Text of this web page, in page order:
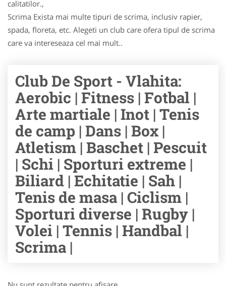
calitatilor.,
Scrima Exista mai multe tipuri de scrima, inclusiv rapier,
spada, floreta, etc. Alegeti un club care ofera tipul de scrima
care va intereseaza cel mai mult..
Club De Sport - Vlahita:
Aerobic | Fitness | Fotbal |
Arte martiale | Inot | Tenis
de camp | Dans | Box |
Atletism | Baschet | Pescuit
| Schi | Sporturi extreme |
Biliard | Echitatie | Sah |
Tenis de masa | Ciclism |
Sporturi diverse | Rugby |
Volei | Tennis | Handbal |
Scrima |